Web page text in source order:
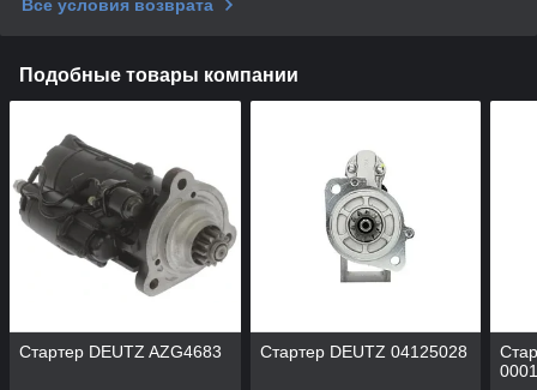
Все условия возврата
Подобные товары компании
Стартер DEUTZ AZG4683 Стартер DEUTZ 04125028